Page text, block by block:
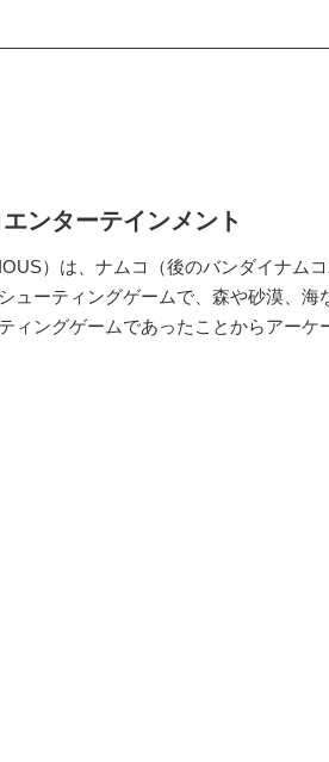
ンターテインメント
）は、ナムコ（後のバンダイナム
ューティングゲームで、森や砂漠、
ィングゲームであったことからアー